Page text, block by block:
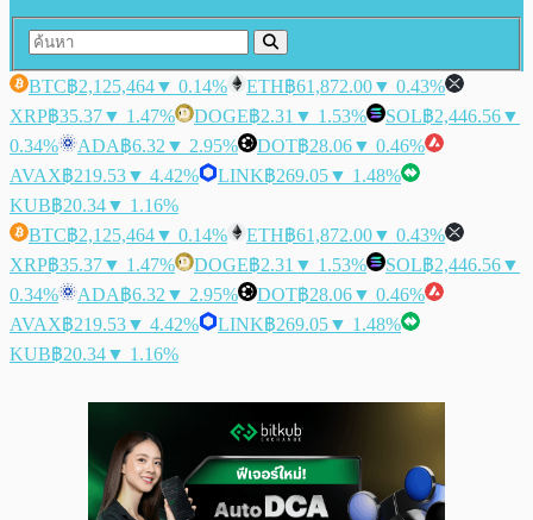
BTC฿2,125,464▼ 0.14% ETH฿61,872.00▼ 0.43%
XRP฿35.37▼ 1.47% DOGE฿2.31 ▼ 1.53% SOL฿2,446.56▼
0.34%
ADA฿6.32 ▼ 2.95% DOT฿28.06▼ 0.46%
AVAX฿219.53▼ 4.42% LINK฿269.05▼ 1.48%
KUB฿20.34▼ 1.16%
BTC฿2,125,464▼ 0.14% ETH฿61,872.00▼ 0.43%
XRP฿35.37▼ 1.47% DOGE฿2.31 ▼ 1.53% SOL฿2,446.56▼
0.34%
ADA฿6.32 ▼ 2.95% DOT฿28.06▼ 0.46%
AVAX฿219.53▼ 4.42% LINK฿269.05▼ 1.48%
KUB฿20.34▼ 1.16%